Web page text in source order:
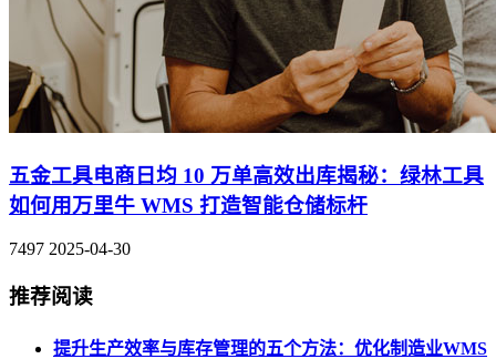
五金工具电商日均 10 万单高效出库揭秘：绿林工具
如何用万里牛 WMS 打造智能仓储标杆
7497 2025-04-30
推荐阅读
提升生产效率与库存管理的五个方法：优化制造业WMS